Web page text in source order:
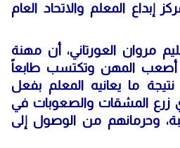
إبداع المعلم والاتحاد العام
مروان العورتاني، أن مهنة
أصعب المهن وتكتسب طابعاً
ما يعانيه المعلم بفعل
زرع المشقات والصعوبات في
وحرمانهم من الوصول إلى